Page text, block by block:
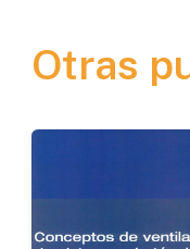
cantidad
Otras